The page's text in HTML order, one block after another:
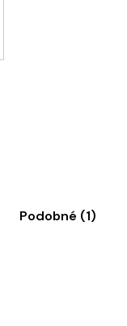
Podobné (1)